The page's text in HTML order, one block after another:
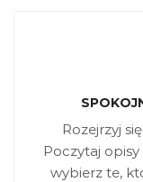
Rozejrzyj
Poczytaj
wybierz te,